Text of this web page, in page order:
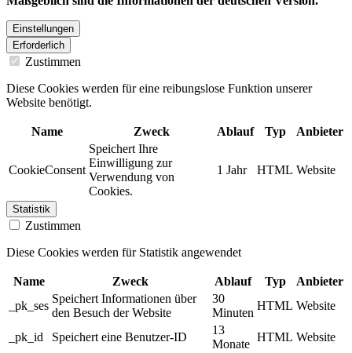
Einstellungen
Erforderlich
Zustimmen
Diese Cookies werden für eine reibungslose Funktion unserer
Website benötigt.
Name Zweck Ablauf Typ Anbieter
CookieConsent
Speichert Ihre
Einwilligung zur
Verwendung von
Cookies.
1 Jahr HTML Website
Statistik
Zustimmen
Diese Cookies werden für Statistik angewendet
Name Zweck Ablauf Typ
Anbieter
_pk_ses
Speichert Informationen über
den Besuch der Website
30
Minuten
HTML Website
_pk_id Speichert eine Benutzer-ID
13
Monate
HTML Website